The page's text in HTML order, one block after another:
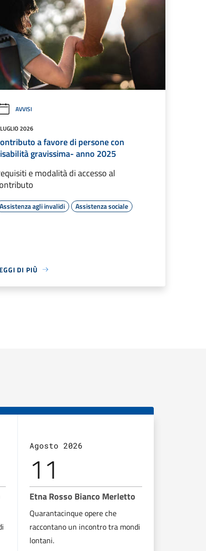
AVVISI
2026
a favore di persone con
gravissima- anno 2025
e modalità di accesso al
Assistenza agli invalidi Assistenza sociale
DI PIÙ
Agosto 2026
11
Etna Rosso Bianco Merletto
Quarantacinque opere che
raccontano un incontro tra mondi
lontani.